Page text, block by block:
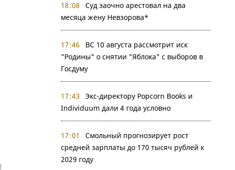
18:08
Суд заочно арестовал на два
месяца жену Невзорова*
17:46
ВС 10 августа рассмотрит иск
"Родины" о снятии "Яблока" с выборов в
Госдуму
17:43
Экс-директору Popcorn Books и
Individuum дали 4 года условно
17:01
Смольный прогнозирует рост
средней зарплаты до 170 тысяч рублей к
2029 году